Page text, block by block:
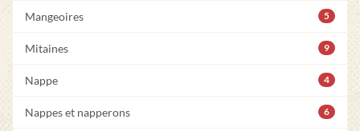
Mangeoires 5
Mitaines 9
Nappe 4
Nappes et napperons 6